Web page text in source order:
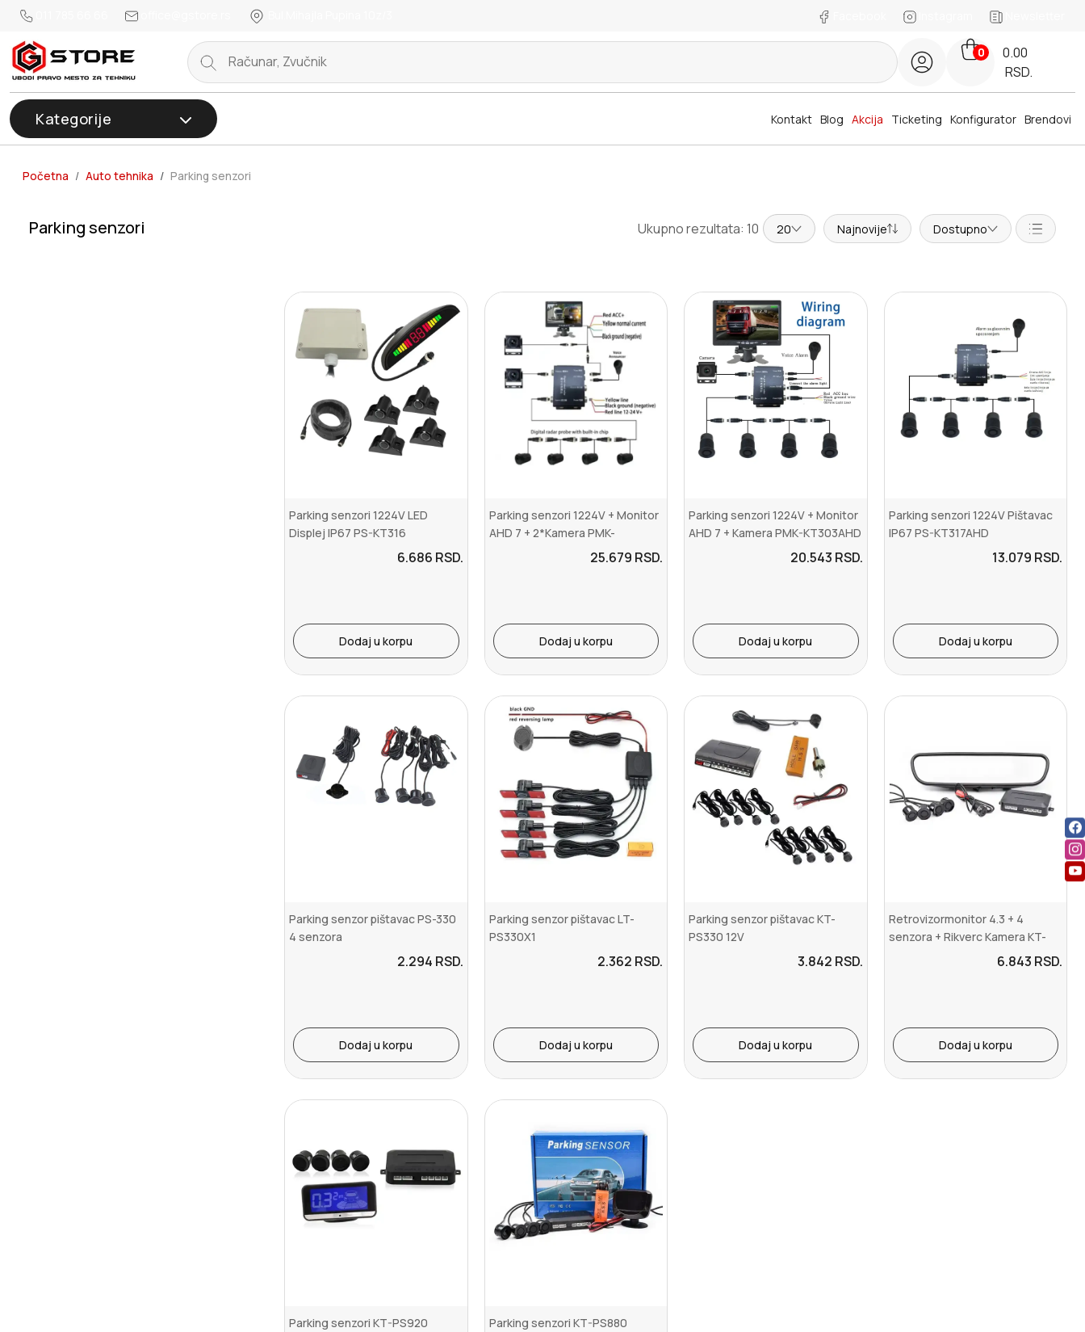
Instagram Newsletter
0
0.00
RSD.
Kategorije Brendovi
Blog Akcija
Kontakt Ticketing Konfigurator
Početna Auto tehnika Parking senzori
Parking senzori Ukupno rezultata: 10 20 Najnovije Dostupno
Parking senzori 1224V LED
Displej IP67 PS-KT316
6.686 RSD.
Dodaj u korpu
Parking senzori 1224V + Monitor
AHD 7 + 2*Kamera PMK-
25.679 RSD.
Dodaj u korpu
Parking senzori 1224V + Monitor
AHD 7 + Kamera PMK-KT303AHD
20.543 RSD.
Dodaj u korpu
Parking senzori 1224V Pištavac
IP67 PS-KT317AHD
13.079 RSD.
Dodaj u korpu
Parking senzor pištavac PS-330
4 senzora
2.294 RSD.
Dodaj u korpu
Parking senzor pištavac LT-
PS330X1
2.362 RSD.
Dodaj u korpu
Parking senzor pištavac KT-
PS330 12V
3.842 RSD.
Dodaj u korpu
Retrovizormonitor 4.3 + 4
senzora + Rikverc Kamera KT-
6.843 RSD.
Dodaj u korpu
Parking senzori KT-PS920 Parking senzori KT-PS880